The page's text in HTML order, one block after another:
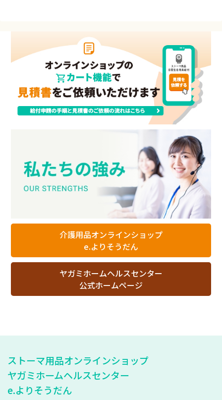
介護用品オンラインショップ
e.よりそうだん
ヤガミホームヘルスセンター
公式ホームページ
ストーマ用品オンラインショップ
ヤガミホームヘルスセンター
e.よりそうだん